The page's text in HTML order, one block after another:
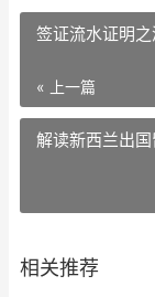
签证流水证明
« 上一篇
解读新西兰出
相关推荐